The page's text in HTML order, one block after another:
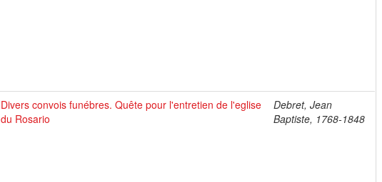
Divers convois funébres. Quête pour l'entretien de l'eglise
du Rosario
Debret, Jean
Baptiste, 1768-1848